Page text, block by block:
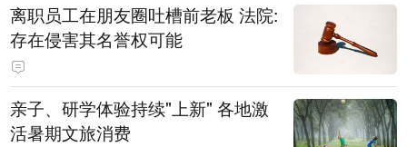
离职员工在朋友圈吐槽前老板 法院:
存在侵害其名誉权可能
亲子、研学体验持续"上新" 各地激
活暑期文旅消费